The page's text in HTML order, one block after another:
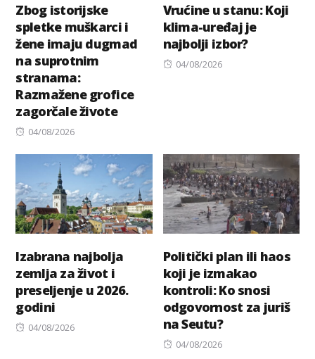
Zbog istorijske
spletke muškarci i
žene imaju dugmad
na suprotnim
stranama:
Razmažene grofice
zagorčale živote
Posted
04/08/2026
Vrućine u stanu: Koji
klima-uređaj je
najbolji izbor?
Posted
04/08/2026
Izabrana najbolja
zemlja za život i
preseljenje u 2026.
godini
Posted
04/08/2026
Politički plan ili haos
koji je izmakao
kontroli: Ko snosi
odgovornost za juriš
na Seutu?
Posted
04/08/2026